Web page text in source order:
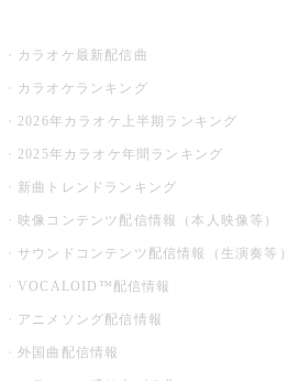
カラオケ最新配信曲
カラオケランキング
2026年カラオケ上半期ランキング
2025年カラオケ年間ランキング
新曲トレンドランキング
映像コンテンツ配信情報（本人映像等）
サウンドコンテンツ配信情報（生演奏等）
VOCALOID™配信情報
アニメソング配信情報
外国曲配信情報